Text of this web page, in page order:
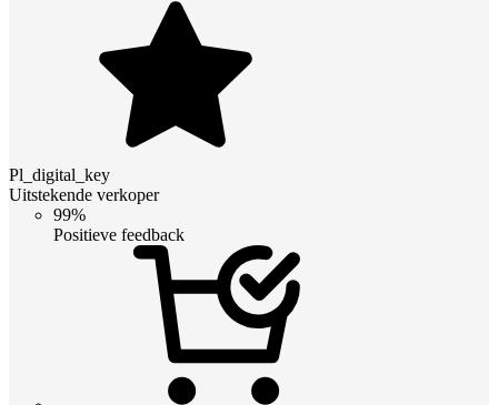
Pl_digital_key
Uitstekende verkoper
99%
Positieve feedback